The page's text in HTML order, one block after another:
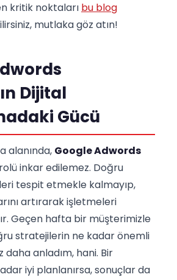
kritik noktaları bu blog
mutlaka göz atın!
Dijital
Gücü
alanında, Google Adwords
rolü inkar edilemez. Doğru
tespit etmekle kalmayıp,
artırarak işletmeleri
Geçen hafta bir müşterimizle
stratejilerin ne kadar önemli
anladım, hani. Bir
iyi planlanırsa, sonuçlar da